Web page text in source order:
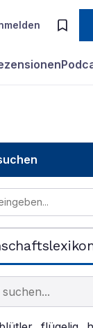
Lexikon suchen